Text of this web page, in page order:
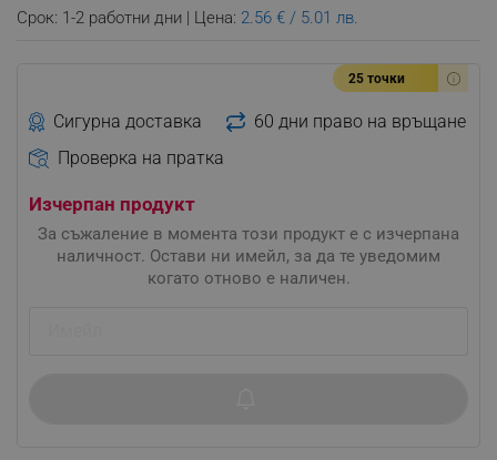
Срок: 1-2 работни дни | Цена: 2.56 € / 5.01 лв.
25 точки
Сигурна доставка
60 дни право на връщане
Проверка на пратка
Изчерпан продукт
За съжаление в момента този продукт е с изчерпана
наличност. Остави ни имейл, за да те уведомим
когато отново е наличен.